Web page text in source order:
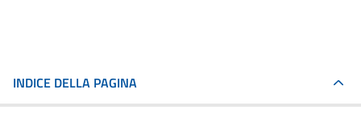
INDICE DELLA PAGINA